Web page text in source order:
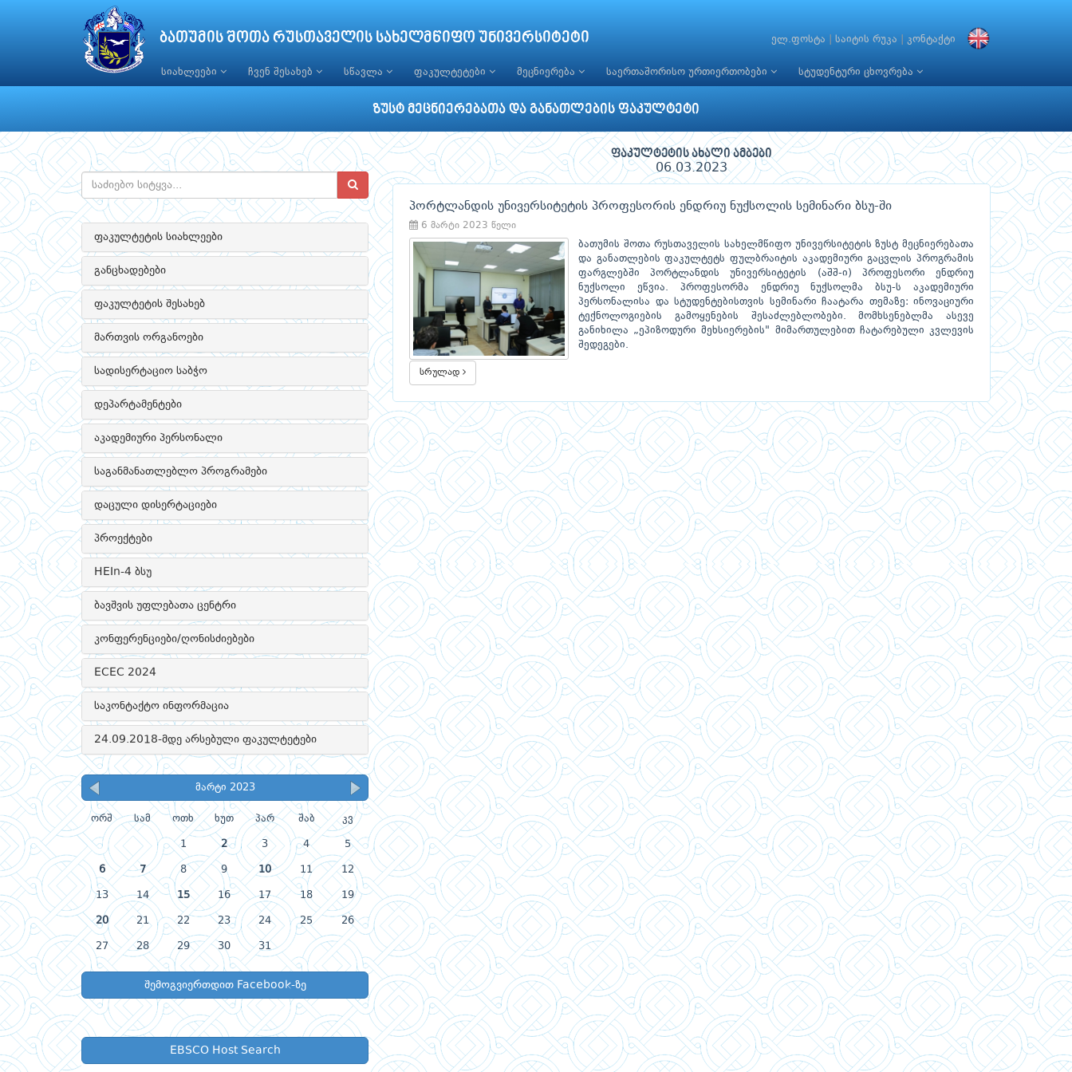
ბათუმის შოთა რუსთაველის სახელმწიფო უნივერსიტეტი ელ.ფოსტა საიტის რუკა კონტაქტი
სიახლეები ჩვენ შესახებ სწავლა ფაკულტეტები მეცნიერება საერთაშორისო ურთიერთობები სტუდენტური ცხოვრება
ზუსტ მეცნიერებათა და განათლების ფაკულტეტი
ფაკულტეტის სიახლეები
განცხადებები
ფაკულტეტის შესახებ
მართვის ორგანოები
სადისერტაციო საბჭო
დეპარტამენტები
აკადემიური პერსონალი
საგანმანათლებლო პროგრამები
დაცული დისერტაციები
პროექტები
HEIn-4 ბსუ
ბავშვის უფლებათა ცენტრი
კონფერენციები/ღონისძიებები
ECEC 2024
საკონტაქტო ინფორმაცია
24.09.2018-მდე არსებული ფაკულტეტები
მარტი 2023
ორშ სამ ოთხ ხუთ პარ შაბ კვ
1 2 3 4 5
6 7 8 9 10 11 12
13 14 15 16 17 18 19
20 21 22 23 24 25 26
27 28 29 30 31
შემოგვიერთდით Facebook-ზე
EBSCO Host Search
ფაკულტეტის ახალი ამბები
06.03.2023
პორტლანდის უნივერსიტეტის პროფესორის ენდრიუ ნუქსოლის სემინარი ბსუ-ში
6 მარტი 2023 წელი
ბათუმის შოთა რუსთაველის სახელმწიფო უნივერსიტეტის ზუსტ მეცნიერებათა
და განათლების ფაკულტეტს ფულბრაიტის აკადემიური გაცვლის პროგრამის
ფარგლებში პორტლანდის უნივერსიტეტის (აშშ-ი) პროფესორი ენდრიუ
ნუქსოლი ეწვია. პროფესორმა ენდრიუ ნუქსოლმა ბსუ-ს აკადემიური
პერსონალისა და სტუდენტებისთვის სემინარი ჩაატარა თემაზე: ინოვაციური
ტექნოლოგიების გამოყენების შესაძლებლობები. მომხსენებლმა ასევე
განიხილა „ეპიზოდური მეხსიერების" მიმართულებით ჩატარებული კვლევის
შედეგები.
სრულად